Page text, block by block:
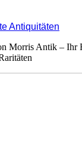
Antiquitäten
Morris Antik – Ihr